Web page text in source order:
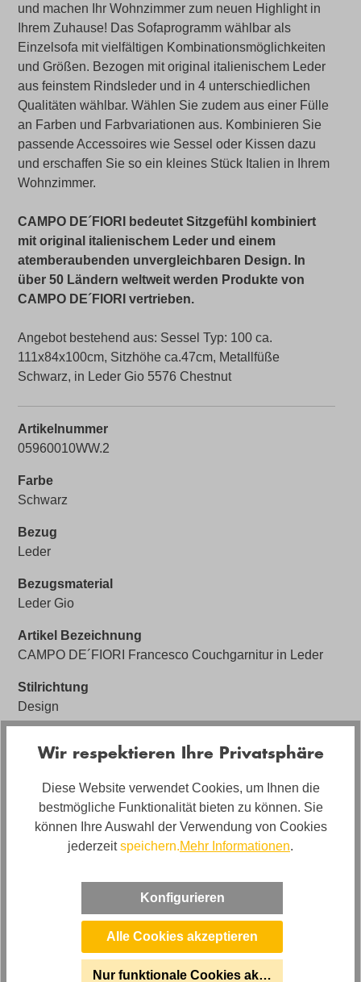
und machen Ihr Wohnzimmer zum neuen Highlight in
Ihrem Zuhause! Das Sofaprogramm wählbar als
Einzelsofa mit vielfältigen Kombinationsmöglichkeiten
und Größen. Bezogen mit original italienischem Leder
aus feinstem Rindsleder und in 4 unterschiedlichen
Qualitäten wählbar. Wählen Sie zudem aus einer Fülle
an Farben und Farbvariationen aus. Kombinieren Sie
passende Accessoires wie Sessel oder Kissen dazu
und erschaffen Sie so ein kleines Stück Italien in Ihrem
Wohnzimmer.
CAMPO DE´FIORI bedeutet Sitzgefühl kombiniert
mit original italienischem Leder und einem
atemberaubenden unvergleichbaren Design. In
über 50 Ländern weltweit werden Produkte von
CAMPO DE´FIORI vertrieben.
Angebot bestehend aus: Sessel Typ: 100 ca.
111x84x100cm, Sitzhöhe ca.47cm, Metallfüße
Schwarz, in Leder Gio 5576 Chestnut
Artikelnummer
05960010WW.2
Farbe
Schwarz
Bezug
Leder
Bezugsmaterial
Leder Gio
Artikel Bezeichnung
CAMPO DE´FIORI Francesco Couchgarnitur in Leder
Stilrichtung
Design
Breite: (Sofa) ca. 246cm - (Sessel) ca. 111cm, Tiefe: ca.
Sitzhöhe
ca. 47cm
Campo de Fiori
Bewertungen
Wir respektieren Ihre Privatsphäre
Diese Website verwendet Cookies, um Ihnen die
bestmögliche Funktionalität bieten zu können. Sie
können Ihre Auswahl der Verwendung von Cookies
jederzeitspeichern.Mehr Informationen.
Konfigurieren
Alle Cookies akzeptieren
Nur funktionale Cookies akzeptieren